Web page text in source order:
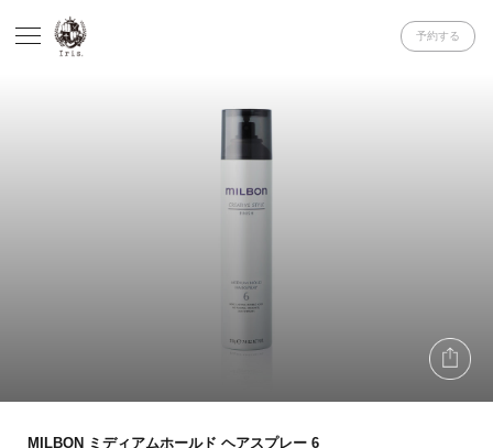
予約する
MILBON ミディアムホールド ヘアスプレー 6